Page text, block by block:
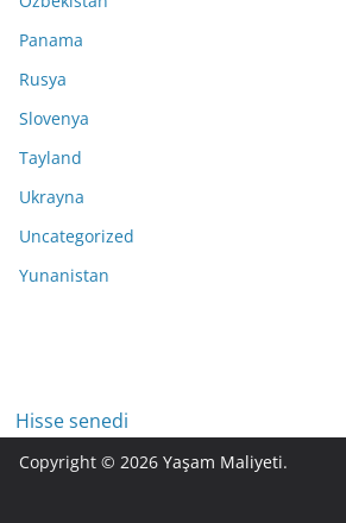
Panama
Rusya
Slovenya
Tayland
Ukrayna
Uncategorized
Yunanistan
Hisse senedi
Copyright © 2026 Yaşam Maliyeti.